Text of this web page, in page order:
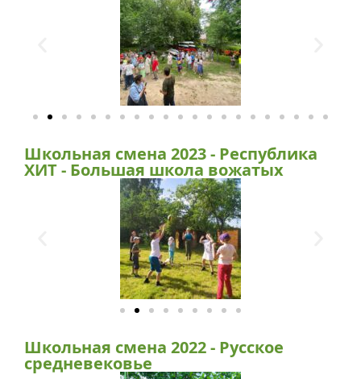
Школьная смена 2023 - Республика
ХИТ - Большая школа вожатых
Школьная смена 2022 - Русское
средневековье